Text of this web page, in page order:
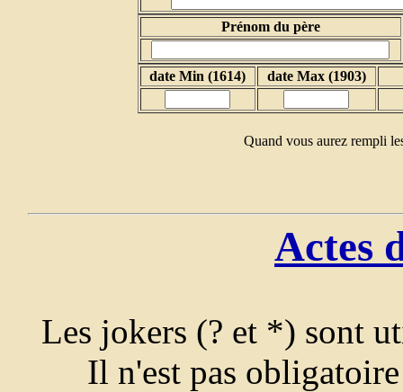
Prénom du père
date Min (1614) date Max (1903)
Quand vous aurez rempli
Actes
Les jokers (? et *) sont
Il n'est pas